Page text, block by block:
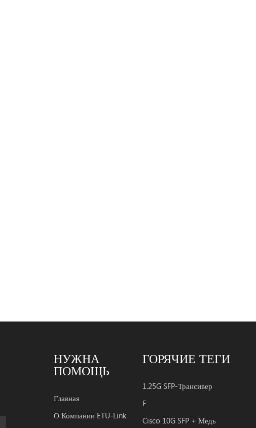
НУЖНА
ПОМОЩЬ
Главная
О Компании ETU-Link
ГОРЯЧИЕ ТЕГИ
1.25G SFP-Трансивер
F
Cisco 10G SFP + Медь